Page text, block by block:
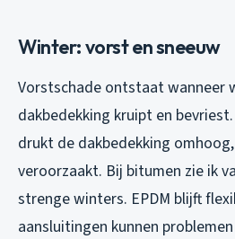
Winter: vorst en sneeuw
Vorstschade ontstaat wanneer
dakbedekking kruipt en
drukt de dakbedekking
veroorzaakt. Bij bitumen zie ik
strenge winters. EPDM blijft
aansluitingen kunnen